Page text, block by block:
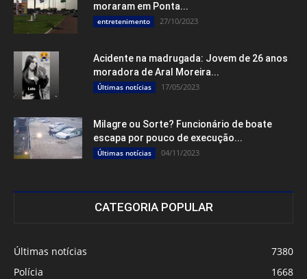
moraram em Ponta...
entretenimento 27/10/2023
Acidente na madrugada: Jovem de 26 anos
moradora de Aral Moreira...
Últimas notícias 17/05/2023
Milagre ou Sorte? Funcionário de boate
escapa por pouco de execução...
Últimas notícias 04/11/2023
CATEGORIA POPULAR
Últimas notícias
7380
Polícia
1668